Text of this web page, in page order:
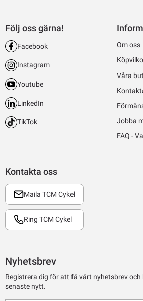
Kontakta oss
Maila TCM Cykel
Ring TCM Cykel
Följ oss gärna!
Facebook
Instagram
Youtube
LinkedIn
TikTok
Om oss
Våra
Jobba
FAQ -
Nyhetsbrev
Registrera dig för att få vårt nyhetsbrev
senaste nytt.